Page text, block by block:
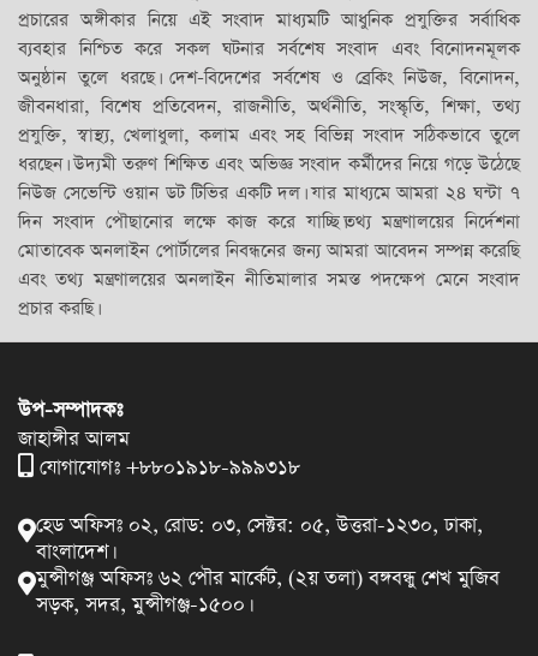
প্রচারের অঙ্গীকার নিয়ে এই সংবাদ মাধ্যমটি আধুনিক প্রযুক্তির সর্বাধিক
ব্যবহার নিশ্চিত করে সকল ঘটনার সর্বশেষ সংবাদ এবং বিনোদনমূলক
অনুষ্ঠান তুলে ধরছে। দেশ-বিদেশের সর্বশেষ ও ব্রেকিং নিউজ, বিনোদন,
জীবনধারা, বিশেষ প্রতিবেদন, রাজনীতি, অর্থনীতি, সংস্কৃতি, শিক্ষা, তথ্য
প্রযুক্তি, স্বাস্থ্য, খেলাধুলা, কলাম এবং সহ বিভিন্ন সংবাদ সঠিকভাবে তুলে
ধরছেন। উদ্যমী তরুণ শিক্ষিত এবং অভিজ্ঞ সংবাদ কর্মীদের নিয়ে গড়ে উঠেছে
নিউজ সেভেন্টি ওয়ান ডট টিভির একটি দল। যার মাধ্যমে আমরা ২৪ ঘন্টা ৭
দিন সংবাদ পৌছানোর লক্ষে কাজ করে যাচ্ছি।তথ্য মন্ত্রণালয়ের নির্দেশনা
মোতাবেক অনলাইন পোর্টালের নিবন্ধনের জন্য আমরা আবেদন সম্পন্ন করেছি
এবং তথ্য মন্ত্রণালয়ের অনলাইন নীতিমালার সমস্ত পদক্ষেপ মেনে সংবাদ
প্রচার করছি।
উপ-সম্পাদকঃ
জাহাঙ্গীর আলম
যোগাযোগঃ +৮৮০১৯১৮-৯৯৯৩১৮
হেড অফিসঃ ০২, রোড: ০৩, সেক্টর: ০৫, উত্তরা-১২৩০, ঢাকা,
বাংলাদেশ।
মুন্সীগঞ্জ অফিসঃ ৬২ পৌর মার্কেট, (২য় তলা) বঙ্গবন্ধু শেখ মুজিব
সড়ক, সদর, মুন্সীগঞ্জ-১৫০০।